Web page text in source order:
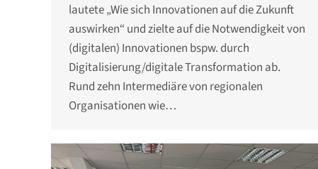
lautete „Wie sich Innovationen auf die Zukunft
auswirken“ und zielte auf die Notwendigkeit von
(digitalen) Innovationen bspw. durch
Digitalisierung/digitale Transformation ab.
Rund zehn Intermediäre von regionalen
Organisationen wie…